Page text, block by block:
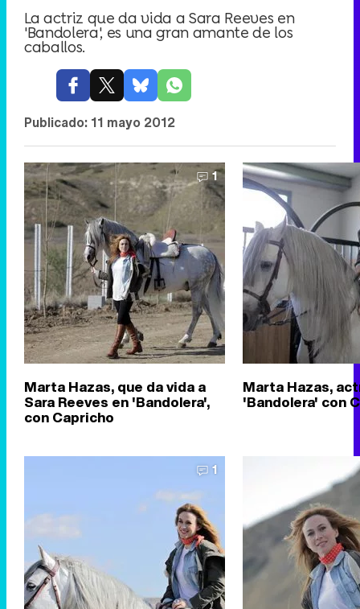
La actriz que da vida a Sara Reeves en
'Bandolera', es una gran amante de los
caballos.
Publicado: 11 mayo 2012
1
Marta Hazas, que da vida a
Sara Reeves en 'Bandolera',
con Capricho
Marta Hazas,
'Bandolera' con
1